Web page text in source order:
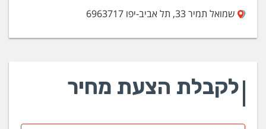
שמואל תמיר 33, תל אביב-יפו 6963717
לקבלת הצעת מחיר